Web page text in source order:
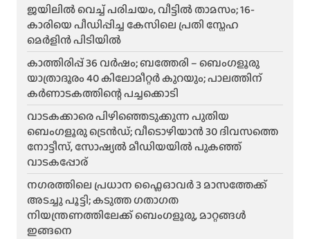
ജയിലിൽ വെച്ച് പരിചയം, വീട്ടിൽ താമസം; 16-
കാരിയെ പീഡിപ്പിച്ച കേസിലെ പ്രതി സ്നേഹ
മെർളിൻ പിടിയിൽ
കാത്തിരിപ്പ് 36 വർഷം; ബത്തേരി – ബെംഗളൂരു
യാത്രാദൂരം 40 കിലോമീറ്റർ കുറയും; പാലത്തിന്
കർണാടകത്തിന്റെ പച്ചക്കൊടി
വാടകക്കാരെ പിഴിഞ്ഞെടുക്കുന്ന പുതിയ
ബെംഗളൂരു ട്രെൻഡ്; വീടൊഴിയാൻ 30 ദിവസത്തെ
നോട്ടീസ്, സോഷ്യൽ മീഡിയയിൽ പുകഞ്ഞ്
വാടകപ്പോര്
ന​ഗരത്തിലെ പ്രധാന ഫ്ലൈഓവർ 3 മാസത്തേക്ക്
അടച്ചു പൂട്ടി; കടുത്ത ഗതാഗത
നിയന്ത്രണത്തിലേക്ക് ബെംഗളൂരു, മാറ്റങ്ങൾ
ഇങ്ങനെ